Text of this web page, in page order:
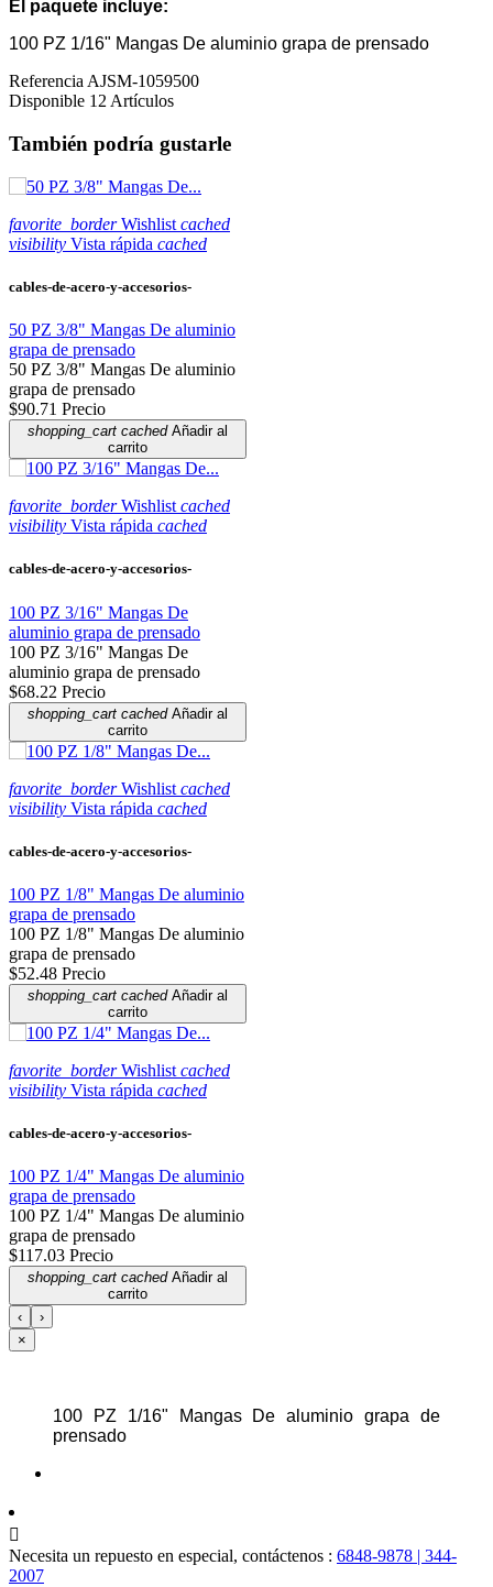
El paquete incluye:
100 PZ 1/16" Mangas De aluminio grapa de prensado
ReferenciaAJSM-1059500
Disponible 12 Artículos
También podría gustarle
favorite_border Wishlist cached
visibility Vista rápida cached
cables-de-acero-y-accesorios-
50 PZ 3/8" Mangas De aluminio
grapa de prensado
50 PZ 3/8" Mangas De aluminio
grapa de prensado
$90.71 Precio
shopping_cart cached Añadir al
carrito
favorite_border Wishlist cached
visibility Vista rápida cached
cables-de-acero-y-accesorios-
100 PZ 3/16" Mangas De
aluminio grapa de prensado
100 PZ 3/16" Mangas De
aluminio grapa de prensado
$68.22 Precio
shopping_cart cached Añadir al
carrito
favorite_border Wishlist cached
visibility Vista rápida cached
cables-de-acero-y-accesorios-
100 PZ 1/8" Mangas De aluminio
grapa de prensado
100 PZ 1/8" Mangas De aluminio
grapa de prensado
$52.48 Precio
shopping_cart cached Añadir al
carrito
favorite_border Wishlist cached
visibility Vista rápida cached
cables-de-acero-y-accesorios-
100 PZ 1/4" Mangas De aluminio
grapa de prensado
100 PZ 1/4" Mangas De aluminio
grapa de prensado
$117.03 Precio
shopping_cart cached Añadir al
carrito
‹
›
×
100 PZ 1/16" Mangas De aluminio grapa de
prensado

Necesita un repuesto en especial, contáctenos : 6848-9878 | 344-
2007